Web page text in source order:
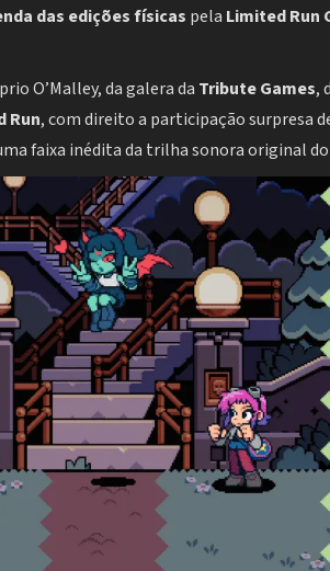
das edições físicas pela Limited Run
O’Malley, da galera da Tribute Games,
Run, com direito a participação surpresa
faixa inédita da trilha sonora original